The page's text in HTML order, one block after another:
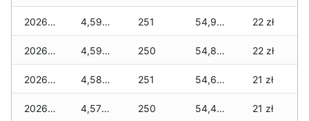
2026-04-19 4,590 zł 251 54,980 zł 22 zł
2026-04-18 4,590 zł 250 54,870 zł 22 zł
2026-04-17 4,580 zł 251 54,650 zł 21 zł
2026-04-16 4,570 zł 250 54,480 zł 21 zł